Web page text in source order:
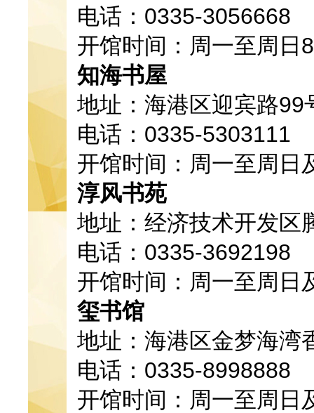
电话：0335-3056668
开馆时间：周一至周日
知海书屋
地址：海港区迎宾路99
电话：0335-5303111
开馆时间：周一至周日
淳风书苑
地址：经济技术开发区
电话：0335-3692198
开馆时间：周一至周日
玺书馆
地址：海港区金梦海湾
电话：0335-8998888
开馆时间：周一至周日